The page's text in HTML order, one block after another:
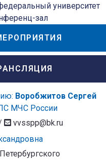
университет
зал
Воробжитов Сергей
МЧС России
vvsspp@bk.ru